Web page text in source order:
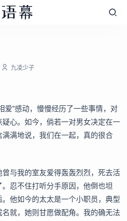
九凌少子
爱”感动，慢慢经历了一些事情，对
心。如今，倘若一对男女决定在一
满地说，我们在一起，真的很合
与我的室友爱得轰轰烈烈，死去活
忍不住打听分手原因，他倒也坦
他如今的太太是一个小职员，典型
就，她则甘愿做配角。我的确无法